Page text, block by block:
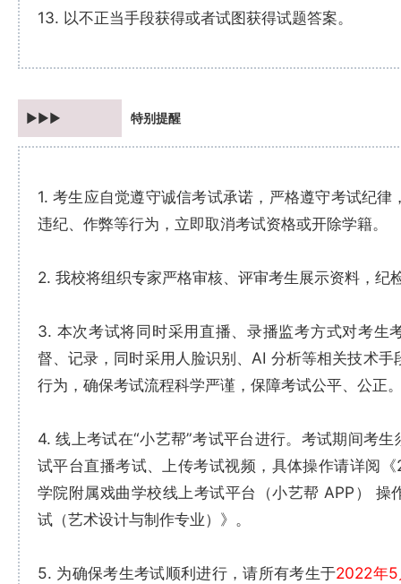
13. 以不正当手段获得或者试图获得试题答案。
►►► 特别提醒
1. 考生应自觉遵守诚信考试承诺，严格遵守考试纪律
违纪、作弊等行为，立即取消考试资格或开除学籍。
2. 我校将组织专家严格审核、评审考生展示资料，纪
3. 本次考试将同时采用直播、录播监考方式对考生
督、记录，同时采用人脸识别、AI 分析等相关技术手
行为，确保考试流程科学严谨，保障考试公平、公正
4. 线上考试在“小艺帮”考试平台进行。考试期间考生
试平台直播考试、上传考试视频，具体操作请详阅
学院附属戏曲学校线上考试平台（小艺帮 APP）
试（艺术设计与制作专业）》。
5. 为确保考生考试顺利进行，请所有考生于2022年